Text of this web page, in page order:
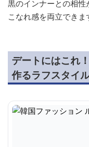
黒のインナーとの相
こなれ感を両立できま
デートにはこれ
作るラフスタイ